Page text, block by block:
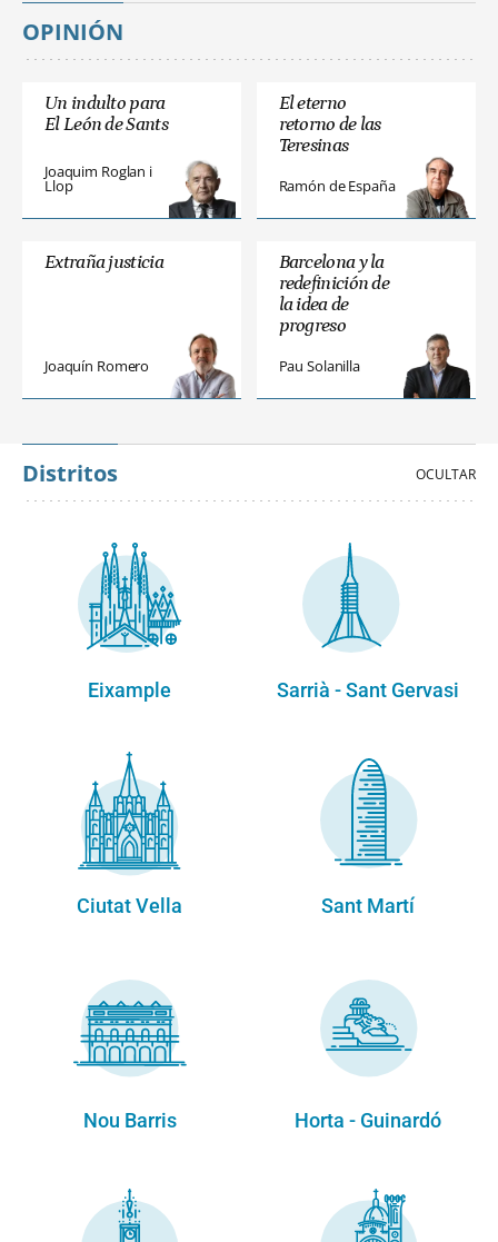
OPINIÓN
Un indulto para
El León de Sants
Joaquim Roglan i
Llop
El eterno
retorno de las
Teresinas
Ramón de España
Extraña justicia
Joaquín Romero
Barcelona y la
redefinición de
la idea de
progreso
Pau Solanilla
Distritos
Eixample Sarrià - Sant Gervasi
Ciutat Vella Sant Martí
Nou Barris Horta - Guinardó